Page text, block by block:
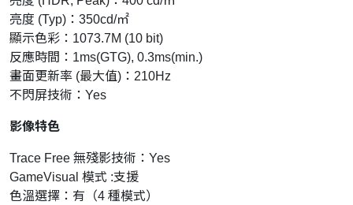
亮度 (Typ)：350cd/㎡
顯示色彩：1073.7M (10 bit)
反應時間：1ms(GTG), 0.3ms(min.)
畫面更新率 (最大值)：210Hz
不閃屏技術：Yes
影像特色
Trace Free 無殘影技術：Yes
GameVisual 模式 :支援
色溫選擇：有（4 種模式）